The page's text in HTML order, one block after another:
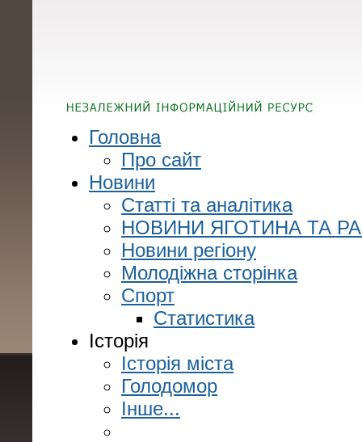
Головна
Про сайт
Новини
Статті та аналітика
НОВИНИ ЯГОТИНА ТА
Новини регіону
Молодіжна сторінка
Спорт
Статистика
Історія
Історія міста
Голодомор
Інше...